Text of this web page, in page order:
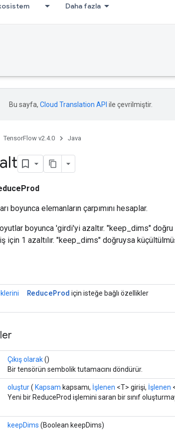
Daha fazla
Bu sayfa, Cloud Translation API ile çevrilmiştir.
TensorFlow v2.4.0 Java
boyunca elemanların çarpımını hesaplar.
boyunca 'girdi'yi azaltır. "keep_dims" doğru
için 1 azaltılır. "keep_dims" doğruysa
ReduceProd için isteğe bağlı özellikler
Çıkış olarak()
Bir tensörün sembolik tutamacını döndürür.
oluştur( Kapsam kapsamı, İşlenen <T> girişi, İşlenen
Yeni bir ReduceProd işlemini saran bir sınıf
keepDims (Boolean keepDims)